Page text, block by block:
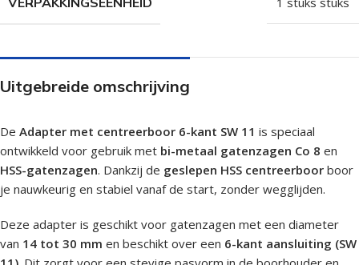
Uitgebreide omschrijving
De Adapter met centreerboor 6-kant SW 11 is speciaal
ontwikkeld voor gebruik met bi-metaal gatenzagen Co 8 en
HSS-gatenzagen. Dankzij de geslepen HSS centreerboor boor
je nauwkeurig en stabiel vanaf de start, zonder wegglijden.
Deze adapter is geschikt voor gatenzagen met een diameter
van 14 tot 30 mm en beschikt over een 6-kant aansluiting (SW